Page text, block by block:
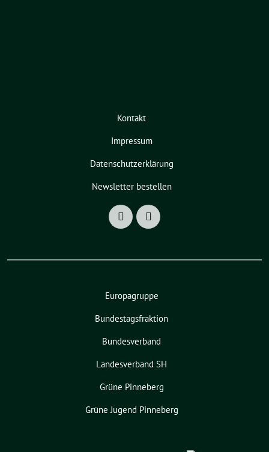
Kontakt
Impressum
Datenschutzerklärung
Newsletter bestellen
Europagruppe
Bundestagsfraktion
Bundesverband
Landesverband SH
Grüne Pinneberg
Grüne Jugend Pinneberg